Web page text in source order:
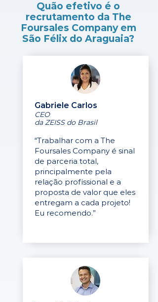
Quão efetivo é o
recrutamento da The
Foursales Company em
São Félix do Araguaia?
Gabriele Carlos
CEO
da ZEISS do Brasil
“Trabalhar com a The
Foursales Company é sinal
de parceria total,
principalmente pela
relação profissional e a
proposta de valor que eles
entregam a cada projeto!
Eu recomendo.”